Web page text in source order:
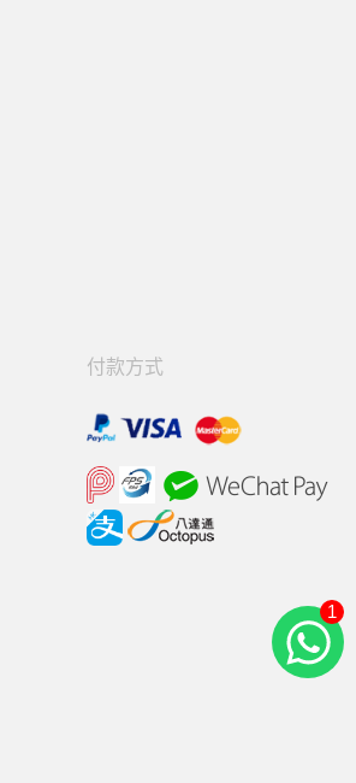
付款方式
1